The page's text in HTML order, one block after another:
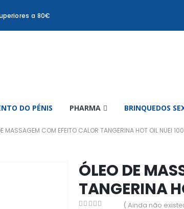
a 80€
DO PÉNIS PHARMA BRINQUEDOS
MASSAGEM COM EFEITO CALOR TANGERINA HOT OIL NUEI
ÓLEO DE
TANGERINA
( Ainda não